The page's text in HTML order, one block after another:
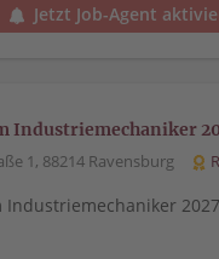
Jetzt Job-Agent
Industriemechaniker
1, 88214 Ravensburg